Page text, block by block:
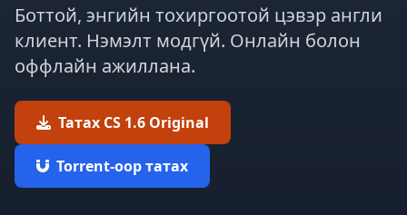
Боттой, энгийн тохиргоотой цэвэр англи
клиент. Нэмэлт модгүй. Онлайн болон
оффлайн ажиллана.
Татах CS 1.6 Original
Torrent-оор татах